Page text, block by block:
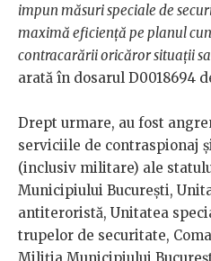
impun măsuri speciale de
maximă eficiență pe planul
contracarării oricăror situații
arată în dosarul D0018694
Drept urmare, au fost
serviciile de contraspionaj
(inclusiv militare) ale
Municipiului București,
antiteroristă, Unitatea
trupelor de securitate,
Miliția Municipiului